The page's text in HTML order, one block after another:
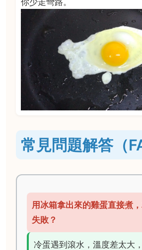
常見問題解答（
用冰箱拿出來的雞蛋直接煮
失敗？
冷蛋遇到滾水，溫度差太大